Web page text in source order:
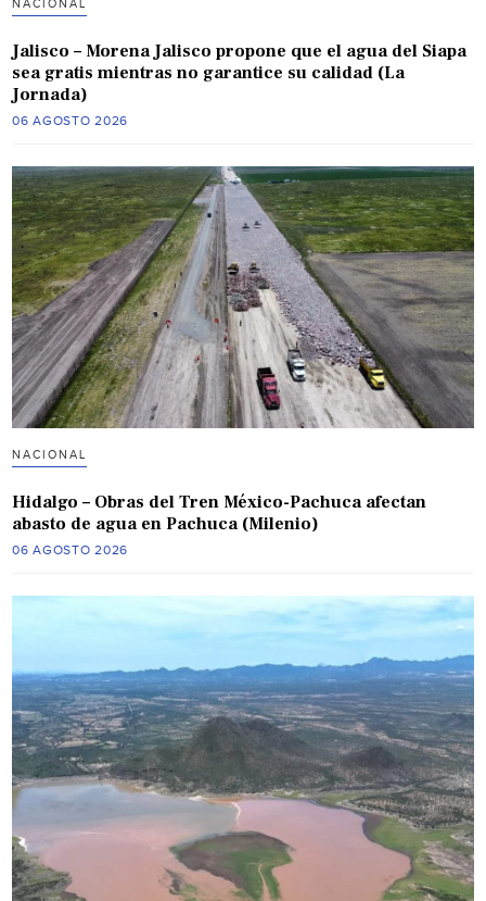
NACIONAL
Jalisco – Morena Jalisco propone que el agua del Siapa
sea gratis mientras no garantice su calidad (La
Jornada)
06 AGOSTO 2026
NACIONAL
Hidalgo – Obras del Tren México-Pachuca afectan
abasto de agua en Pachuca (Milenio)
06 AGOSTO 2026